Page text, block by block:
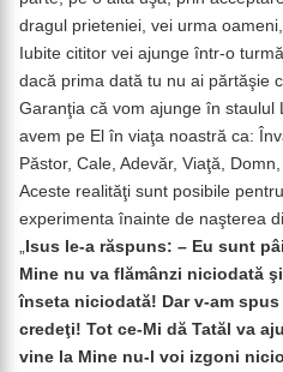
dragul prieteniei, vei urma
Iubite cititor vei ajunge într-o
dacă prima dată tu nu ai părtăşie
Garanţia că vom ajunge în staulul
avem pe El în viaţa noastră ca:
Păstor, Cale, Adevăr, Viaţă,
Aceste realităţi sunt posibile
experimenta înainte de naşterea
„ Isus le-a răspuns: – Eu sunt
Mine nu va flămânzi niciodată
înseta niciodată! Dar v-am
credeţi! Tot ce-Mi dă Tatăl va
vine la Mine nu-l voi izgoni